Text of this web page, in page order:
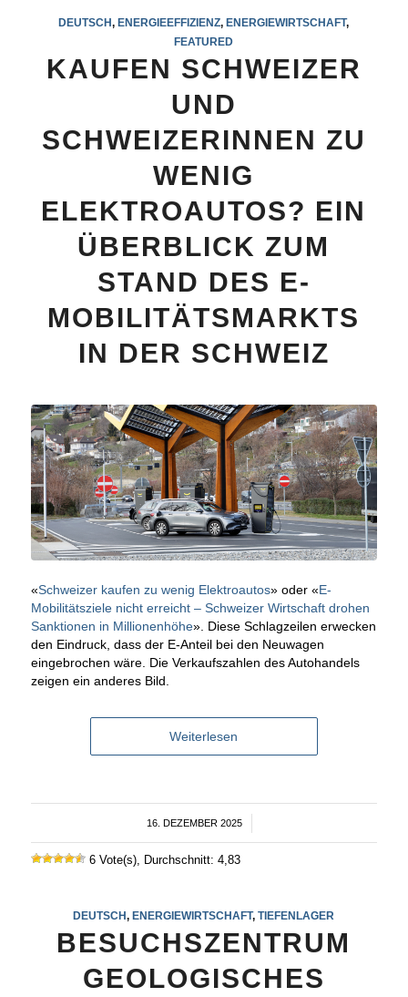
DEUTSCH,ENERGIEEFFIZIENZ,ENERGIEWIRTSCHAFT,
FEATURED
KAUFEN SCHWEIZER
UND
SCHWEIZERINNEN ZU
WENIG
ELEKTROAUTOS? EIN
ÜBERBLICK ZUM
STAND DES E-
MOBILITÄTSMARKTS
IN DER SCHWEIZ
«Schweizer kaufen zu wenig Elektroautos» oder «E-
Mobilitätsziele nicht erreicht – Schweizer Wirtschaft drohen
Sanktionen in Millionenhöhe». Diese Schlagzeilen erwecken
den Eindruck, dass der E-Anteil bei den Neuwagen
eingebrochen wäre. Die Verkaufszahlen des Autohandels
zeigen ein anderes Bild.
Weiterlesen
16. DEZEMBER 2025
/
6 Vote(s), Durchschnitt: 4,83
DEUTSCH,ENERGIEWIRTSCHAFT,TIEFENLAGER
BESUCHSZENTRUM
GEOLOGISCHES